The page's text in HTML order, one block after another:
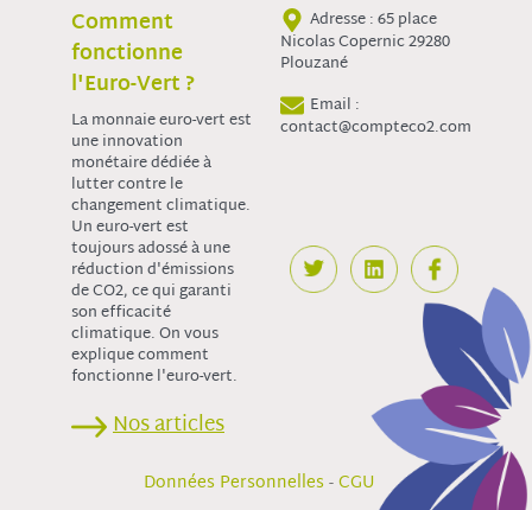
Comment
fonctionne
l'Euro-Vert ?
La monnaie euro-vert est
une innovation
monétaire dédiée à
lutter contre le
changement climatique.
Un euro-vert est
toujours adossé à une
réduction d'émissions
de CO2, ce qui garanti
son efficacité
climatique. On vous
explique comment
fonctionne l'euro-vert.
Nos articles
Adresse : 65 place
Nicolas Copernic 29280
Plouzané
Email :
contact@compteco2.com
Données Personnelles-CGU